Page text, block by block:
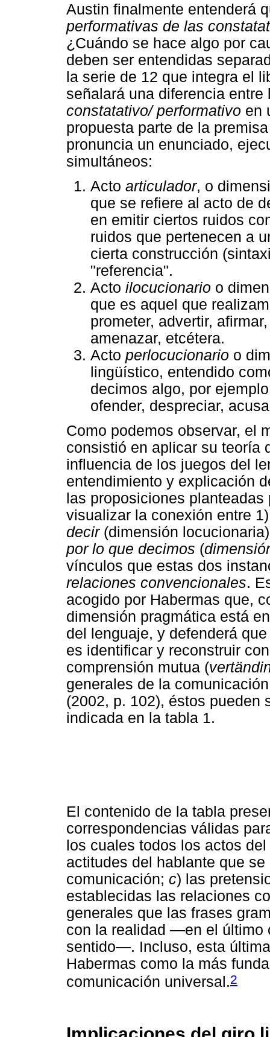
Austin finalmente entenderá
performativas de las
¿Cuándo se hace algo por
deben ser entendidas
la serie de 12 que integra el
señalará una diferencia
constatativo/ performativo en
propuesta parte de la
pronuncia un enunciado,
simultáneos:
Acto articulador, o
que se refiere al acto de
en emitir ciertos ruidos
ruidos que pertenecen a
cierta construcción
"referencia".
Acto ilocucionario o
que es aquel que
prometer, advertir,
amenazar, etcétera.
Acto perlocucionario o
lingüístico, entendido
decimos algo, por
ofender, despreciar,
Como podemos observar, el
consistió en aplicar su teoría
influencia de los juegos del
entendimiento y explicación
las proposiciones
visualizar la conexión entre
decir(dimensión
por lo que decimos (
vínculos que estas dos
relaciones convencionales.
acogido por Habermas que,
dimensión pragmática está
del lenguaje, y defenderá
es identificar y reconstruir
comprensión mutua (
generales de la
(2002, p. 102), éstos pueden
indicada en la tabla 1.
El contenido de la tabla
correspondencias válidas
los cuales todos los actos
actitudes del hablante que
comunicación; c) las
establecidas las relaciones
generales que las frases
con la realidad —en el último
sentido—. Incluso, esta
Habermas como la más
comunicación universal.2